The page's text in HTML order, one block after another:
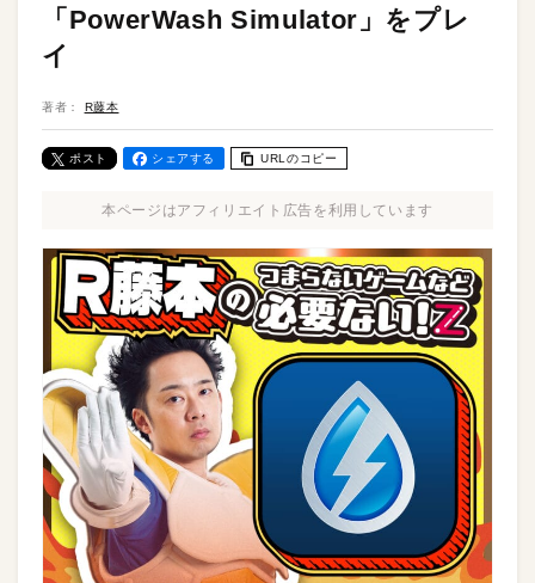
「PowerWash Simulator」をプレ
イ
著者： R藤本
ポスト シェアする URLのコピー
本ページはアフィリエイト広告を利用しています